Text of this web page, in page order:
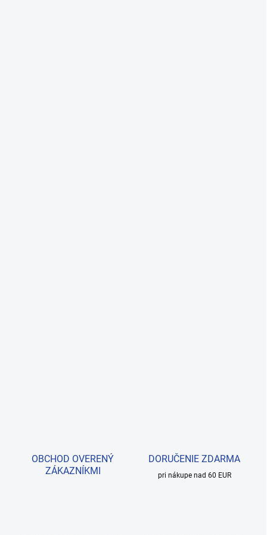
OBCHOD OVERENÝ
ZÁKAZNÍKMI
DORUČENIE ZDARMA
pri nákupe nad 60 EUR